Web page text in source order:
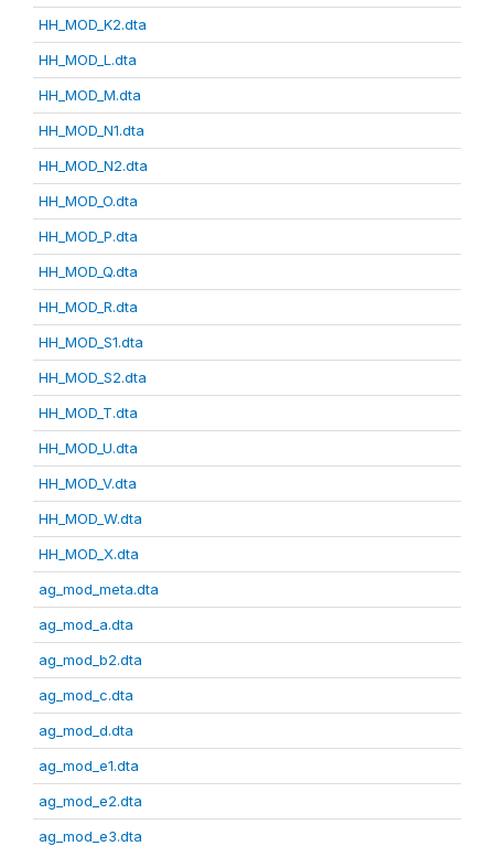
HH_MOD_K2.dta
HH_MOD_L.dta
HH_MOD_M.dta
HH_MOD_N1.dta
HH_MOD_N2.dta
HH_MOD_O.dta
HH_MOD_P.dta
HH_MOD_Q.dta
HH_MOD_R.dta
HH_MOD_S1.dta
HH_MOD_S2.dta
HH_MOD_T.dta
HH_MOD_U.dta
HH_MOD_V.dta
HH_MOD_W.dta
HH_MOD_X.dta
ag_mod_meta.dta
ag_mod_a.dta
ag_mod_b2.dta
ag_mod_c.dta
ag_mod_d.dta
ag_mod_e1.dta
ag_mod_e2.dta
ag_mod_e3.dta